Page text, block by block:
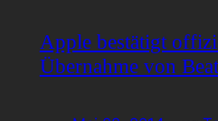
Apple bestätigt
Übernahme von